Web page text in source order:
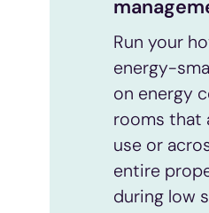
Run your
energy-
on energy
rooms that
use or
entire
during low